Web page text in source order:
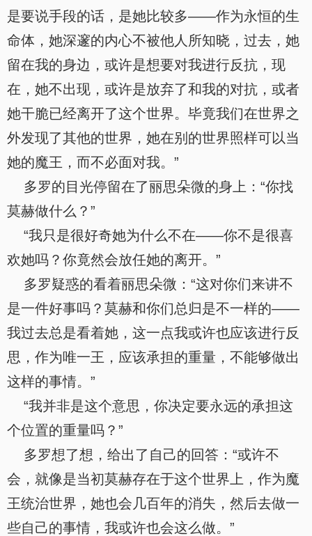
是要说手段的话，是她比较多——作为永恒的生
命体，她深邃的内心不被他人所知晓，过去，她
留在我的身边，或许是想要对我进行反抗，现
在，她不出现，或许是放弃了和我的对抗，或者
她干脆已经离开了这个世界。毕竟我们在世界之
外发现了其他的世界，她在别的世界照样可以当
她的魔王，而不必面对我。”
多罗的目光停留在了丽思朵微的身上：“你找
莫赫做什么？”
“我只是很好奇她为什么不在——你不是很喜
欢她吗？你竟然会放任她的离开。”
多罗疑惑的看着丽思朵微：“这对你们来讲不
是一件好事吗？莫赫和你们总归是不一样的——
我过去总是看着她，这一点我或许也应该进行反
思，作为唯一王，应该承担的重量，不能够做出
这样的事情。”
“我并非是这个意思，你决定要永远的承担这
个位置的重量吗？”
多罗想了想，给出了自己的回答：“或许不
会，就像是当初莫赫存在于这个世界上，作为魔
王统治世界，她也会几百年的消失，然后去做一
些自己的事情，我或许也会这么做。”